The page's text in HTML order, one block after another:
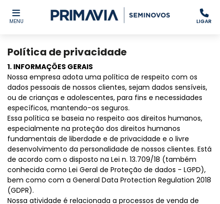
MENU LIGAR
Política de privacidade
1. INFORMAÇÕES GERAIS
Nossa empresa adota uma política de respeito com os
dados pessoais de nossos clientes, sejam dados sensíveis,
ou de crianças e adolescentes, para fins e necessidades
específicos, mantendo-os seguros.
Essa política se baseia no respeito aos direitos humanos,
especialmente na proteção dos direitos humanos
fundamentais de liberdade e de privacidade e o livre
desenvolvimento da personalidade de nossos clientes. Está
de acordo com o disposto na Lei n. 13.709/18 (também
conhecida como Lei Geral de Proteção de dados - LGPD),
bem como com a General Data Protection Regulation 2018
(GDPR).
Nossa atividade é relacionada a processos de venda de